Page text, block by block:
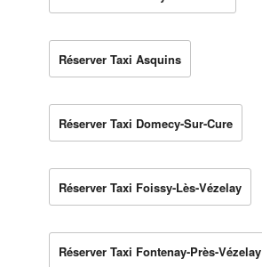
Réserver Taxi Asquins
Réserver Taxi Domecy-Sur-Cure
Réserver Taxi Foissy-Lès-Vézelay
Réserver Taxi Fontenay-Près-Vézelay